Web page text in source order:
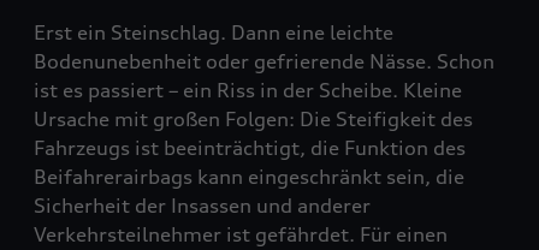
Erst ein Steinschlag. Dann eine leichte
Bodenunebenheit oder gefrierende Nässe. Schon
ist es passiert – ein Riss in der Scheibe. Kleine
Ursache mit großen Folgen: Die Steifigkeit des
Fahrzeugs ist beeinträchtigt, die Funktion des
Beifahrerairbags kann eingeschränkt sein, die
Sicherheit der Insassen und anderer
Verkehrsteilnehmer ist gefährdet. Für einen